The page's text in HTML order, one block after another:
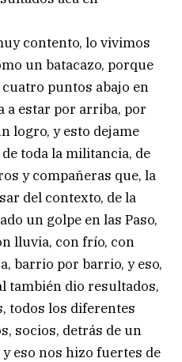
contento, lo vivimos
un batacazo, porque
cuatro puntos abajo en
a estar por arriba, por
logro, y esto dejame
toda la militancia, de
y compañeras que, la
del contexto, de la
un golpe en las Paso,
lluvia, con frío, con
barrio por barrio, y eso,
también dio resultados,
todos los diferentes
socios, detrás de un
eso nos hizo fuertes de